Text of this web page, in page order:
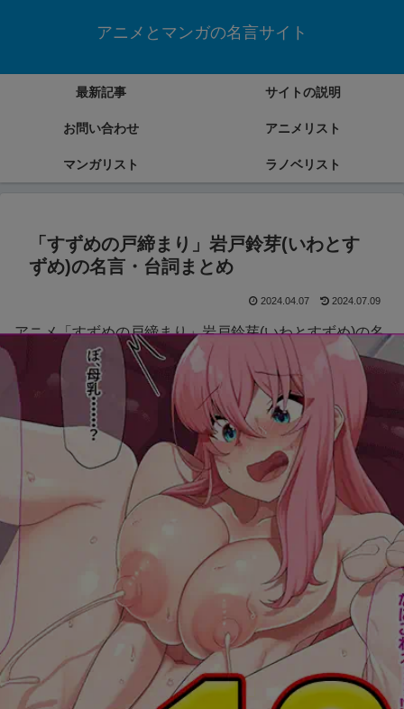
アニメとマンガの名言サイト
最新記事 サイトの説明
お問い合わせ アニメリスト
マンガリスト ラノベリスト
「すずめの戸締まり」岩戸鈴芽(いわとす
ずめ)の名言・台詞まとめ
2024.04.07 2024.07.09
アニメ「すずめの戸締まり」岩戸鈴芽(いわとすずめ)の名
言・台詞をまとめていきます。